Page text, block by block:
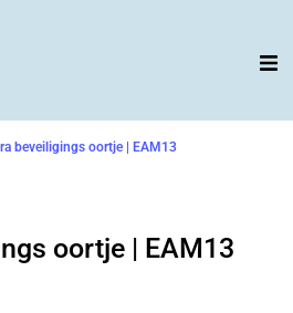
beveiligings oortje | EAM13
oortje | EAM13